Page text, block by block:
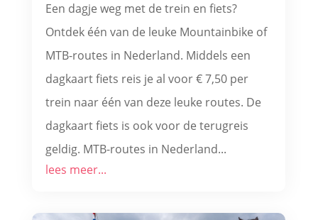
Een dagje weg met de trein en fiets?
Ontdek één van de leuke Mountainbike of
MTB-routes in Nederland. Middels een
dagkaart fiets reis je al voor € 7,50 per
trein naar één van deze leuke routes. De
dagkaart fiets is ook voor de terugreis
geldig. MTB-routes in Nederland...
lees meer...